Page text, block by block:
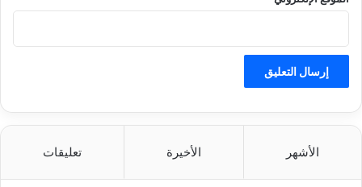
وتنتقل إلى موضع جديد، مع الاحتفاظ بنفس
وظائفها المعروفة.
تصميم آيفون 18 كشف عنه المسرب ون
بروسر، مؤسس قناة Front Page Tech
الأشهر الأخيرة تعليقات